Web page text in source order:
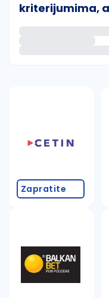
kriterijumima,
proverite
promenite
Zapratite